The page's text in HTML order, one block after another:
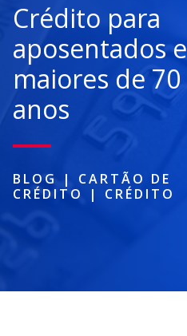
Crédito para
aposentados e
maiores de 70
anos
BLOG | CARTÃO DE
CRÉDITO
| CRÉDITO